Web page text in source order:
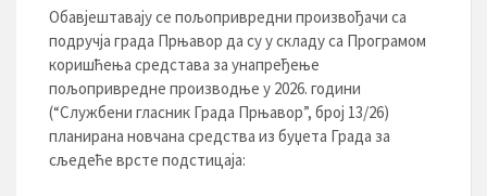
Обавјештавају се пољопривредни произвођачи са
подручја града Прњавор да су у складу са Програмом
коришћења средстава за унапређење
пољопривредне производње у 2026. години
(“Службени гласник Града Прњавор”, број 13/26)
планирана новчана средства из буџета Града за
сљедеће врсте подстицаја: